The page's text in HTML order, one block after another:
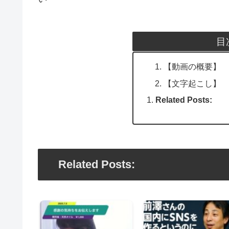
目
【動画の概要】
【文字起こし】
Related Posts:
Related Posts: